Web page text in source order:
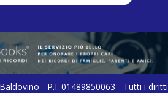
- P.I. 01489850063 - Tutti i diritti